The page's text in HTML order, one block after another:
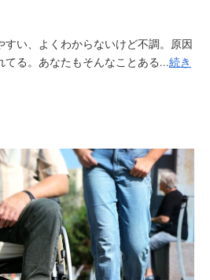
すい、よくわからないけど不調。原因
る。あなたもそんなことある...続き